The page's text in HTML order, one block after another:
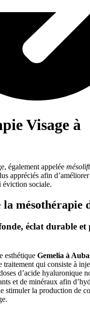
Visage à
également appelée mésolift
appréciés afin
éviction sociale.
la mésothérapie
éclat durable et
esthétique Gemelia à
traitement qui consiste à
d’acide hyaluronique
et de minéraux afin
stimuler la production de